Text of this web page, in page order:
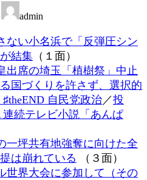
admin
ない小名浜で「反弾圧シン
結集 （１面）
出席の埼玉「植樹祭」中止
国づくりを許さず、選択的
自民党政治 ／投
続テレビ小説「あんぱ
一坪共有地強奪に向けた全
は崩れている （３面）
世界大会に参加して（その